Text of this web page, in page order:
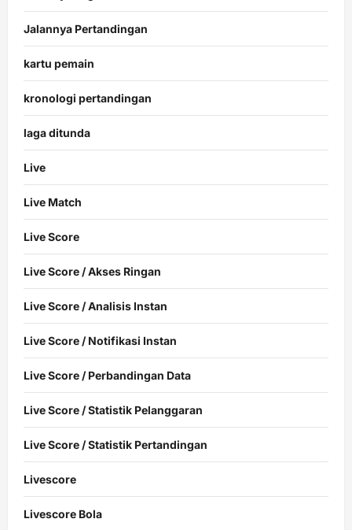
Jalannya Pertandingan
kartu pemain
kronologi pertandingan
laga ditunda
Live
Live Match
Live Score
Live Score / Akses Ringan
Live Score / Analisis Instan
Live Score / Notifikasi Instan
Live Score / Perbandingan Data
Live Score / Statistik Pelanggaran
Live Score / Statistik Pertandingan
Livescore
Livescore Bola